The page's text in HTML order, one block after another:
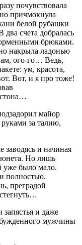
почувствовала
причмокнула
белой рубашки
счета добралась
брюками.
накрыла ладонью
ого-го… Ведь,
ум, красота,
Вот, и я про тоже!
майор
за талию,
и начиная
Но лишь
уже было мало.
полностью.
преградой
и даже
мужчины